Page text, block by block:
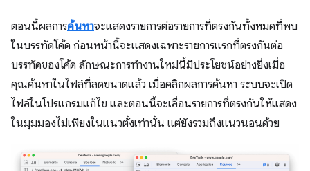
ตอนนี้ผลการค้นหาจะแสดงรายการต่อรายการที่ตรงกันทั้งหมดที่พบ
ในบรรทัดโค้ด ก่อนหน้านี้จะแสดงเฉพาะรายการแรกที่ตรงกันต่อ
บรรทัดของโค้ด ลักษณะการทำงานใหม่นี้มีประโยชน์อย่างยิ่งเมื่อ
คุณค้นหาในไฟล์ที่ลดขนาดแล้ว เมื่อคลิกผลการค้นหา ระบบจะเปิด
ไฟล์ในโปรแกรมแก้ไข และตอนนี้จะเลื่อนรายการที่ตรงกันให้แสดง
ในมุมมองไม่เพียงในแนวตั้งเท่านั้น แต่ยังรวมถึงแนวนอนด้วย